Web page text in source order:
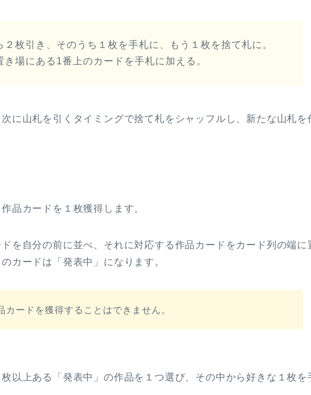
２枚引き、そのうち１枚を手札に、もう１枚を捨て札に。
き場にある1番上のカードを手札に加える。
に山札を引くタイミングで捨て札をシャッフルし、新たな山札を
品カードを１枚獲得します。
を自分の前に並べ、それに対応する作品カードをカード列の端に
カードは「発表中」になります。
カードを獲得することはできません。
以上ある「発表中」の作品を１つ選び、その中から好きな１枚を